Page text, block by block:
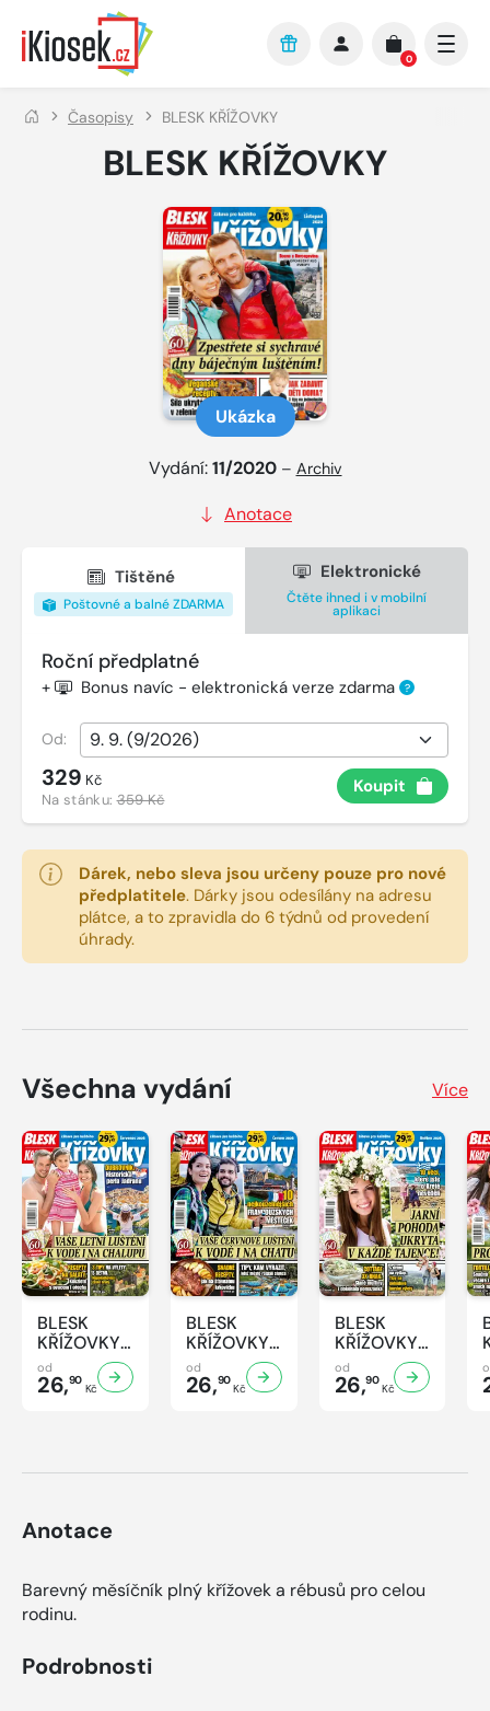
Přejít na hlavní obsah
0
Časopisy BLESK KŘÍŽOVKY
BLESK KŘÍŽOVKY
Ukázka
Vydání:11/2020 – Archiv
Anotace
Tištěné
Poštovné a balné ZDARMA
Elektronické
Čtěte ihned i v mobilní
aplikaci
Roční předplatné
+ Bonus navíc - elektronická verze zdarma ?
Od:
329 Kč
Na stánku:359 Kč
Koupit
Dárek, nebo sleva jsou určeny pouze pro nové
předplatitele. Dárky jsou odesílány na adresu
plátce, a to zpravidla do 6 týdnů od provedení
úhrady.
Všechna vydání Více
BLESK
KŘÍŽOVKY
- 7/2026
od
26,90
Kč
BLESK
KŘÍŽOVKY
- 6/2026
od
26,90
Kč
BLESK
KŘÍŽOVKY
- 5/2026
od
26,90
Kč
Anotace
Barevný měsíčník plný křížovek a rébusů pro celou
rodinu.
Podrobnosti